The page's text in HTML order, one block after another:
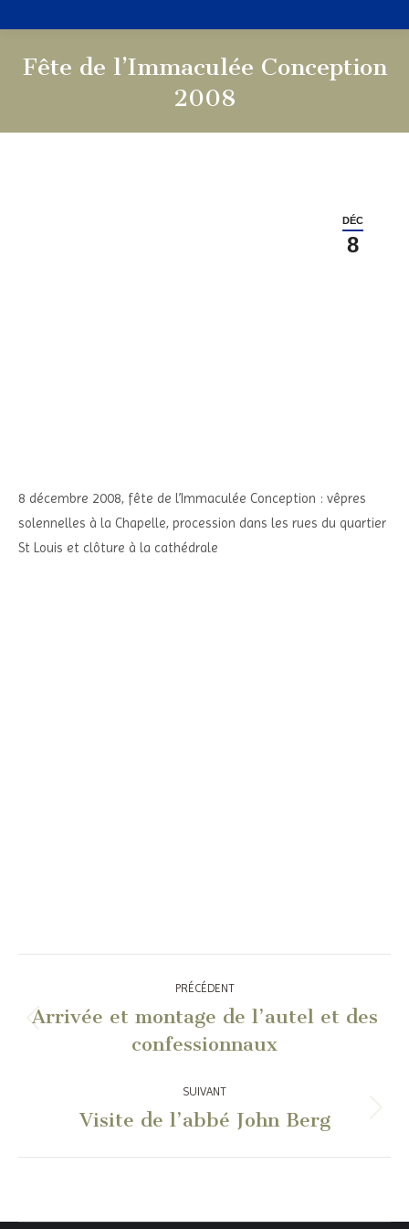
Fête de l’Immaculée Conception
2008
DÉC
8
8 décembre 2008, fête de l’Immaculée Conception : vêpres
solennelles à la Chapelle, procession dans les rues du quartier
St Louis et clôture à la cathédrale
Navigation
article
PRÉCÉDENT
Article
précédent
Arrivée et montage de l’autel et des
confessionnaux
SUIVANT
Article
Visite de l’abbé John Berg